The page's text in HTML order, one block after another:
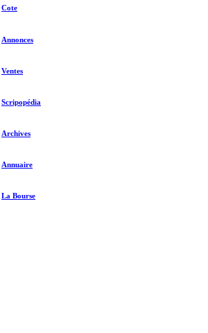
Cote
Annonces
Ventes
Scripopédia
Archives
Annuaire
La Bourse